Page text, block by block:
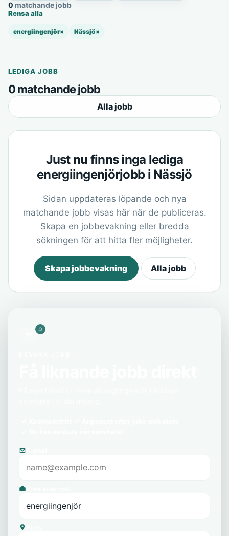
0 matchande jobb
Rensa alla
energiingenjör× Nässjö×
LEDIGA JOBB
0 matchande jobb
Alla jobb
Just nu finns inga lediga
energiingenjörjobb i Nässjö
Sidan uppdateras löpande och nya
matchande jobb visas här när de publiceras.
Skapa en jobbevakning eller bredda
sökningen för att hitta fler möjligheter.
Skapa jobbevakning Alla jobb